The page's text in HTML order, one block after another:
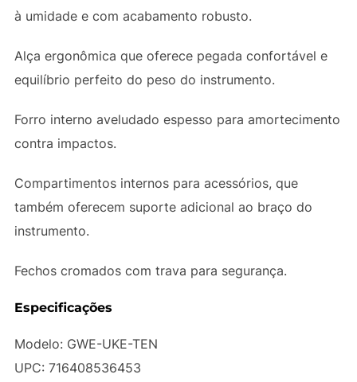
à umidade e com acabamento robusto.
Alça ergonômica que oferece pegada confortável e
equilíbrio perfeito do peso do instrumento.
Forro interno aveludado espesso para amortecimento
contra impactos.
Compartimentos internos para acessórios, que
também oferecem suporte adicional ao braço do
instrumento.
Fechos cromados com trava para segurança.
Especificações
Modelo: GWE-UKE-TEN
UPC: 716408536453